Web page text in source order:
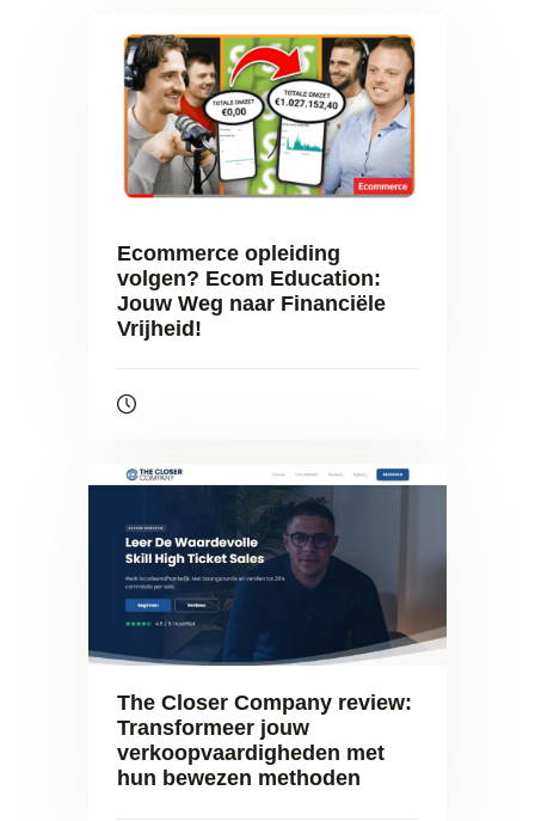
Ecommerce opleiding
volgen? Ecom Education:
Jouw Weg naar Financiële
Vrijheid!
The Closer Company review:
Transformeer jouw
verkoopvaardigheden met
hun bewezen methoden